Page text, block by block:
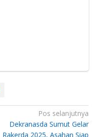
Pos selanjutnya
Dekranasda Sumut Gelar
Rakerda 2025, Asahan Siap